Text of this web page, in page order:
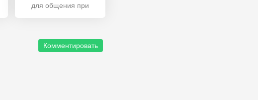
для общения при
Комментировать